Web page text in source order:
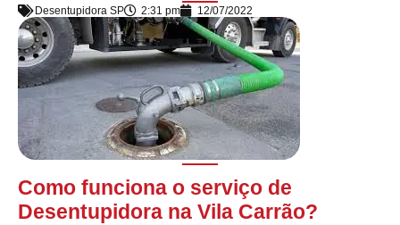
Desentupidora SP 2:31 pm 12/07/2022
Como funciona o serviço de
Desentupidora na Vila Carrão?